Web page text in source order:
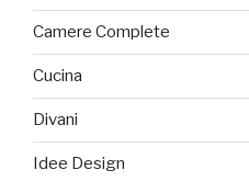
Camere Complete
Cucina
Divani
Idee Design